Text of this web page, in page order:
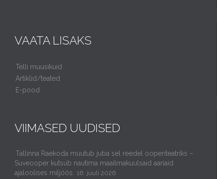
VAATA LISAKS
Telli muusikuid
Artiklid/teated
E-pood
VIIMASED UUDISED
Tallinna Raekoda muutub juba sel reedel ooperiteatriks –
Suveooper kutsub nautima maailmakuulsaid aariaid
ajaloolises miljöös.
16. juuli 2026